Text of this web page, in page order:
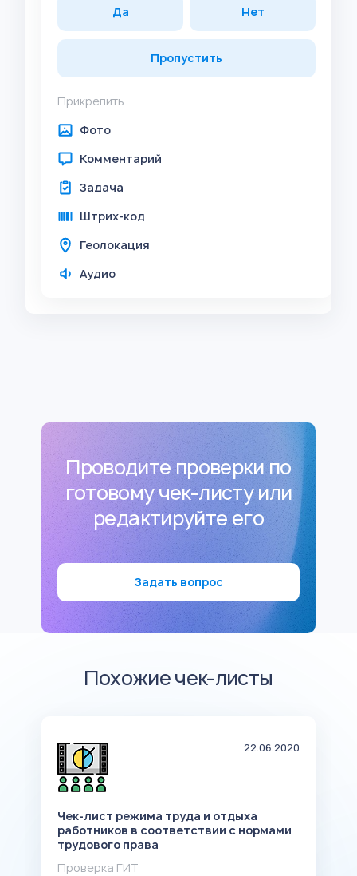
Да Нет
Пропустить
Прикрепить
Фото
Комментарий
Задача
Штрих-код
Геолокация
Аудио
Проводите проверки по
готовому чек-листу или
редактируйте его
Задать вопрос
Похожие чек-листы
22.06.2020
Чек-лист режима труда и отдыха
работников в соответствии с нормами
трудового права
Проверка ГИТ